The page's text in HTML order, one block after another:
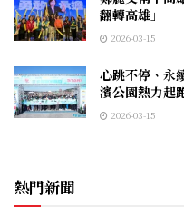
翻轉高雄」
2026-03-15
心跳不停、永
濱公園熱力起
2026-03-15
熱門新聞